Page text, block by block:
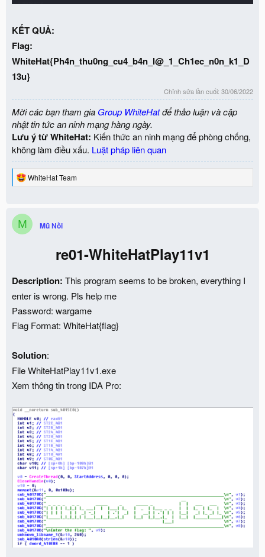
KẾT QUẢ:
Flag:
WhiteHat{Ph4n_thu0ng_cu4_b4n_l@_1_Ch1ec_n0n_k1_D
13u}
Chỉnh sửa lần cuối: 30/06/2022
Mời các bạn tham gia Group WhiteHatđể thảo luận và cập
nhật tin tức an ninh mạng hàng ngày.
Lưu ý từ WhiteHat: Kiến thức an ninh mạng để phòng chống,
không làm điều xấu. Luật pháp liên quan
R
t
o
WhiteHat Team
M Mũ Nồi
re01-WhiteHatPlay11v1
Description: This program seems to be broken, everything I
enter is wrong. Pls help me
Password: wargame
Flag Format: WhiteHat{flag}
Solution:
File WhiteHatPlay11v1.exe
Xem thông tin trong IDA Pro: